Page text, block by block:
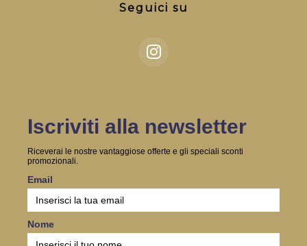
Seguici su
Iscriviti alla newsletter
Riceverai le nostre vantaggiose offerte e gli speciali sconti
promozionali.
Email
Nome